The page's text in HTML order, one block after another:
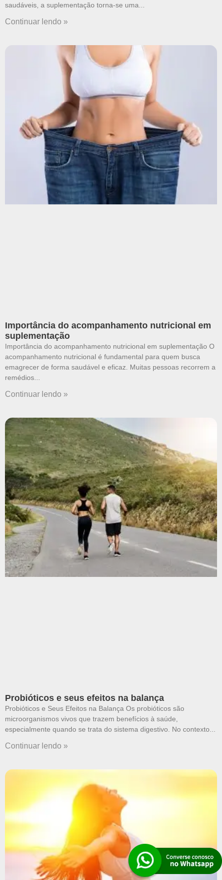
saudáveis, a suplementação torna-se uma
Continuar lendo »
Importância do acompanhamento nutricional em
suplementação
Importância do acompanhamento nutricional em suplementação O
acompanhamento nutricional é fundamental para quem busca
emagrecer de forma saudável e eficaz. Muitas pessoas recorrem a
remédios
Continuar lendo »
Probióticos e seus efeitos na balança
Probióticos e Seus Efeitos na Balança Os probióticos são
microorganismos vivos que trazem benefícios à saúde,
especialmente quando se trata do sistema digestivo. No contexto
Continuar lendo »